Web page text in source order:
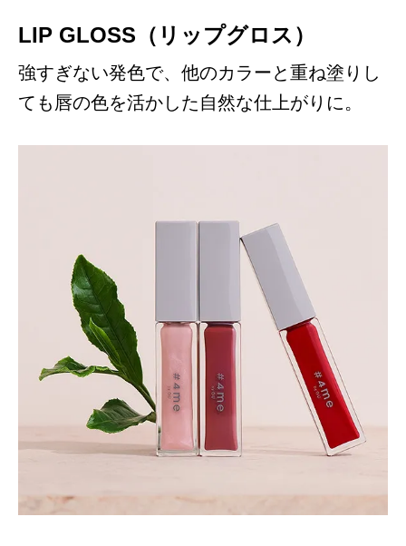
LIP GLOSS（リップグロス）
強すぎない発色で、他のカラーと重ね塗りし
ても唇の色を活かした自然な仕上がりに。